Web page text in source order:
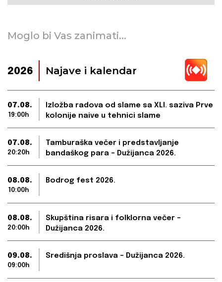
Moglo bi Vas zanimati...
2026 Najave i kalendar
07.08.
19:00h
Izložba radova od slame sa XLI. saziva Prve
kolonije naive u tehnici slame
07.08.
20:20h
Tamburaška večer i predstavljanje
bandaškog para – Dužijanca 2026.
08.08.
10:00h
Bodrog fest 2026.
08.08.
20:00h
Skupština risara i folklorna večer –
Dužijanca 2026.
09.08.
09:00h
Središnja proslava – Dužijanca 2026.